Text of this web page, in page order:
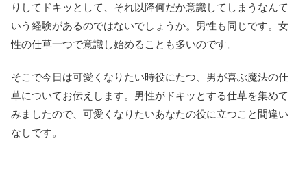
りしてドキッとして、それ以降何だか意識してしまうなんて
いう経験があるのではないでしょうか。男性も同じです。女
性の仕草一つで意識し始めることも多いのです。
そこで今日は可愛くなりたい時役にたつ、男が喜ぶ魔法の仕
草についてお伝えします。男性がドキッとする仕草を集めて
みましたので、可愛くなりたいあなたの役に立つこと間違い
なしです。